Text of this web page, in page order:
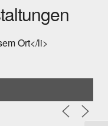
Ort</li>